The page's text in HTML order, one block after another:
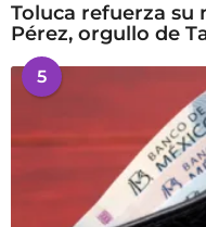
Toluca refuerza su
Pérez, orgullo de
5